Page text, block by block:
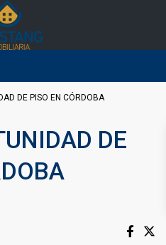
DE PISO EN CÓRDOBA
DE